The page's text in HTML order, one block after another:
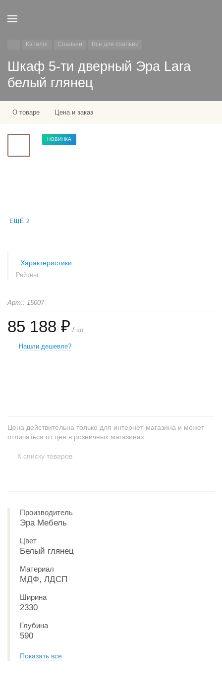
Каталог Спальни Все для спальни
Шкаф 5-ти дверный Эра Lara
белый глянец
О товаре Цена и заказ
ЕЩЁ 2
НОВИНКА
Характеристики
Рейтинг:
Арт.: 15007
85 188 ₽ / шт
Нашли дешевле?
Цена действительна только для интернет-магазина и может
отличаться от цен в розничных магазинах.
К списку товаров
Производитель
Эра Мебель
Цвет
Белый глянец
Материал
МДФ, ЛДСП
Ширина
2330
Глубина
590
Показать все